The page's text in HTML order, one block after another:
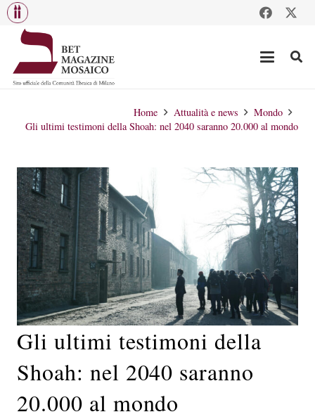
Home Attualità e news
Mondo
Gli ultimi testimoni della Shoah: nel 2040 saranno 20.000 al mondo
Gli ultimi testimoni della
Shoah: nel 2040 saranno
20.000 al mondo